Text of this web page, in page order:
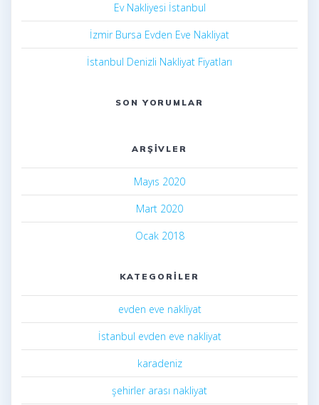
Ev Nakliyesi İstanbul
İzmir Bursa Evden Eve Nakliyat
İstanbul Denizli Nakliyat Fiyatları
SON YORUMLAR
ARŞIVLER
Mayıs 2020
Mart 2020
Ocak 2018
KATEGORILER
evden eve nakliyat
İstanbul evden eve nakliyat
karadeniz
şehirler arası nakliyat